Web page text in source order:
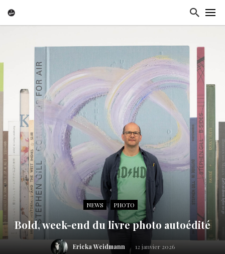
NEWS PHOTO
Bold, week-end du livre photo autoédité
Ericka Weidmann 12 janvier 2026